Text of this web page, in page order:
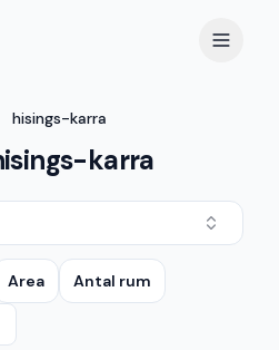
hisings-karra
karra
Area Antal rum